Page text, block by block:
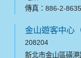
傳真：886-2-
金山遊客中心
208204
新北市金山區磺